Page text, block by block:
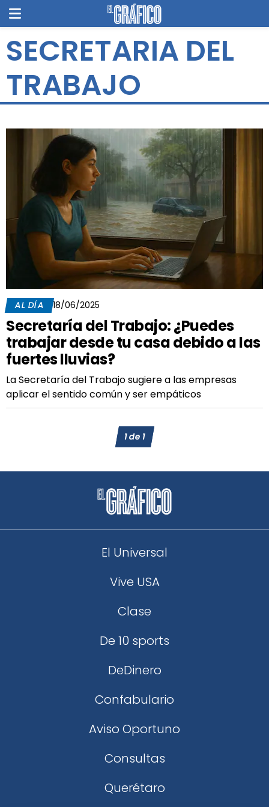
SECRETARIA DEL
TRABAJO
AL DÍA 18/06/2025
Secretaría del Trabajo: ¿Puedes
trabajar desde tu casa debido a las
fuertes lluvias?
La Secretaría del Trabajo sugiere a las empresas
aplicar el sentido común y ser empáticos
1de1
El Universal
Vive USA
Clase
De 10 sports
DeDinero
Confabulario
Aviso Oportuno
Consultas
Querétaro